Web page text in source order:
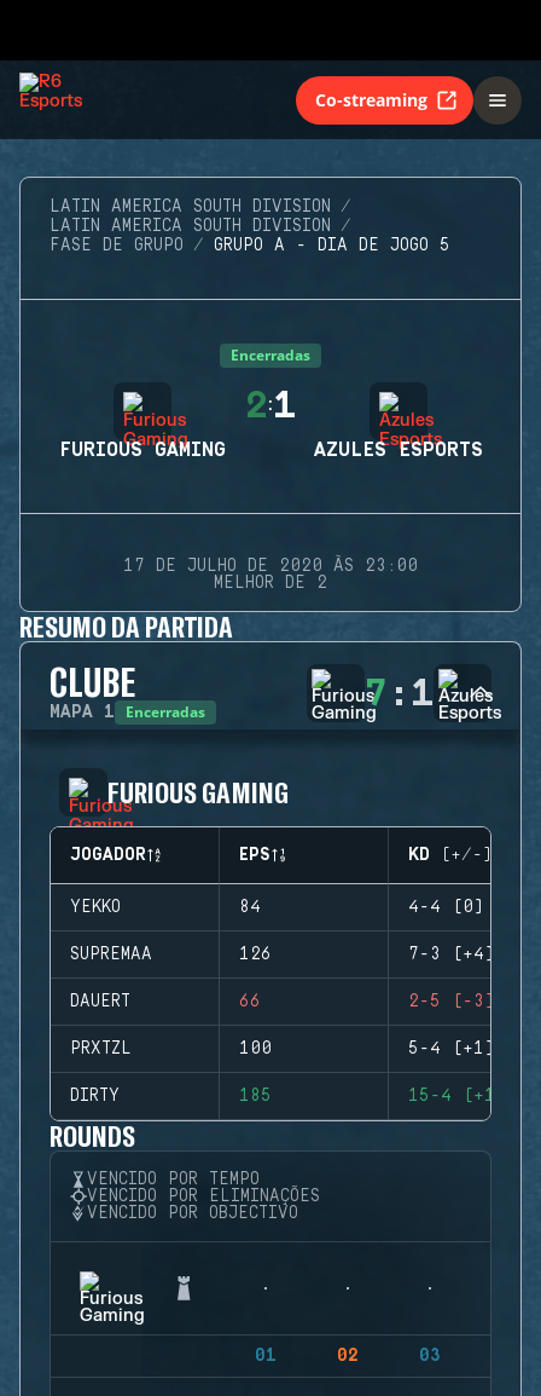
Co-streaming
LATIN AMERICA SOUTH DIVISION
LATIN AMERICA SOUTH DIVISION
FASE DE GRUPO
GRUPO A - DIA DE JOGO 5
Encerradas
FURIOUS GAMING
2:1
AZULES ESPORTS
17 DE JULHO DE 2020 ÀS 23:00
MELHOR DE 2
RESUMO DA PARTIDA
CLUBE
MAPA 1 Encerradas 7 : 1
FURIOUS GAMING
JOGADOR EPS KD (+/-)
YEKKO 84 4-4 (0)
SUPREMAA 126 7-3 (+4)
DAUERT 66 2-5 (-3)
PRXTZL 100 5-4 (+1)
DIRTY 185 15-4 (+11)
ROUNDS
VENCIDO POR TEMPO
VENCIDO POR ELIMINAÇÕES
VENCIDO POR OBJECTIVO
01 02 03